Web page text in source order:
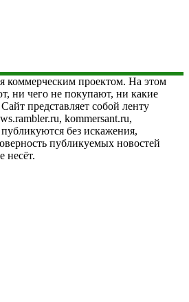
коммерческим проектом. На этом
ни чего не покупают, ни какие
представляет собой ленту
kommersant.ru,
без искажения,
публикуемых новостей
несёт.